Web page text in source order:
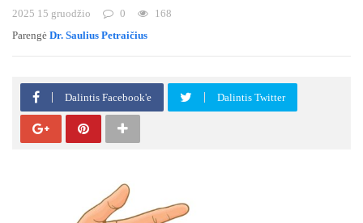
2025 15 gruodžio 0
168
Parengė Dr. Saulius Petraičius
Dalintis Facebook'e Dalintis Twitter